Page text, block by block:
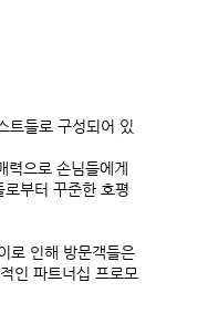
트들로 구성되어 있
으로 손님들에게
부터 꾸준한 호평
로 인해 방문객들은
인 파트너십 프로모